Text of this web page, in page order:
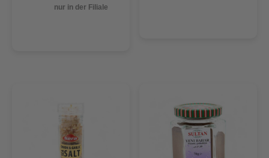
nur in der Filiale